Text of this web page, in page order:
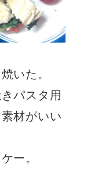
いた。
パスタ用
材がいい
ー。